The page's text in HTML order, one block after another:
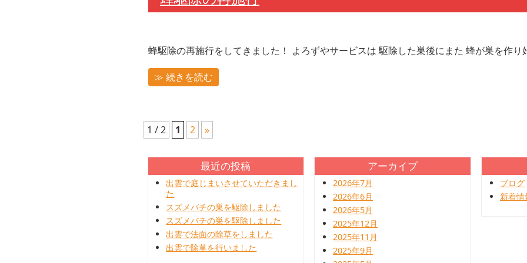
蜂駆除の再施行をしてきました！ よろずやサービスは 駆除した巣後にまた 蜂が巣を作り
≫ 続きを読む
1 / 2 1 2 »
最近の投稿
出雲で庭じまいさせていただきまし
た
スズメバチの巣を駆除しました
スズメバチの巣を駆除しました
出雲で法面の除草をしました
出雲で除草を行いました
アーカイブ
2026年7月
2026年6月
2026年5月
2025年12月
2025年11月
2025年9月
ブログ
新着情